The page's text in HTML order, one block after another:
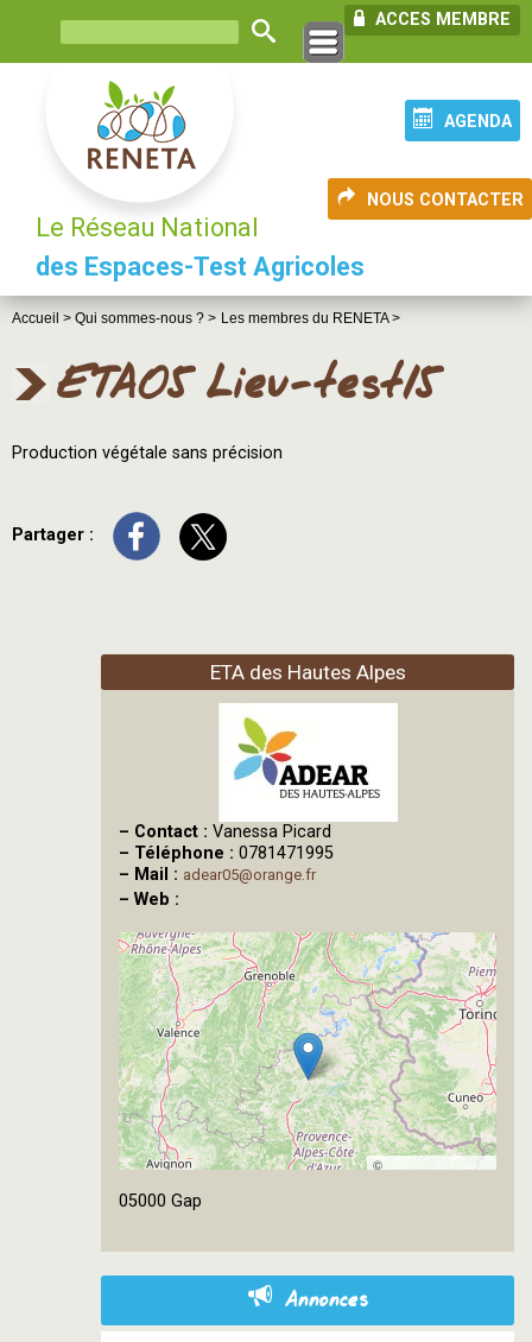
ACCES MEMBRE
AGENDA
NOUS CONTACTER
Le Réseau National
des Espaces-Test Agricoles
Accueil > Qui sommes-nous ? > Les membres du RENETA >
ETA05 Lieu-test15
Production végétale sans précision
Partager :
ETA des Hautes Alpes
– Contact : Vanessa Picard
– Téléphone : 0781471995
– Mail : adear05@orange.fr
– Web :
©
05000 Gap
Annonces